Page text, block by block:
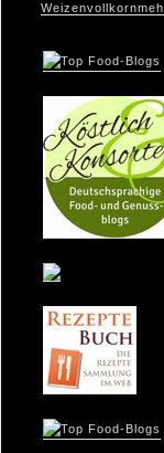
Weizenvollkornmehl